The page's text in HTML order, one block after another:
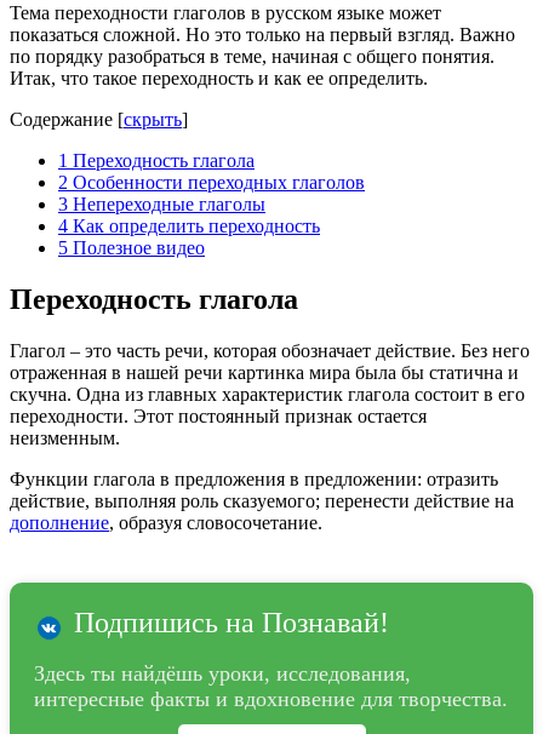
Тема переходности глаголов в русском языке может
показаться сложной. Но это только на первый взгляд. Важно
по порядку разобраться в теме, начиная с общего понятия.
Итак, что такое переходность и как ее определить.
Содержание [скрыть]
1 Переходность глагола
2 Особенности переходных глаголов
3 Непереходные глаголы
4 Как определить переходность
5 Полезное видео
Переходность глагола
Глагол – это часть речи, которая обозначает действие. Без него
отраженная в нашей речи картинка мира была бы статична и
скучна. Одна из главных характеристик глагола состоит в его
переходности. Этот постоянный признак остается
неизменным.
Функции глагола в предложения в предложении: отразить
действие, выполняя роль сказуемого; перенести действие на
дополнение, образуя словосочетание.
Подпишись на Познавай!
Здесь ты найдёшь уроки, исследования,
интересные факты и вдохновение для творчества.